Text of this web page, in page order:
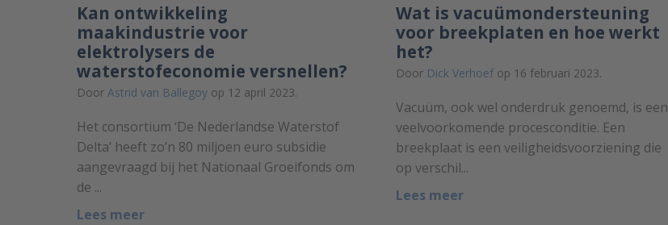
Kan ontwikkeling
maakindustrie voor
elektrolysers de
waterstofeconomie versnellen?
Door Astrid van Ballegoy op 12 april 2023.
Het consortium ‘De Nederlandse Waterstof
Delta’ heeft zo’n 80 miljoen euro subsidie
aangevraagd bij het Nationaal Groeifonds om
de ...
Lees meer
Wat is vacuümondersteuning
voor breekplaten en hoe werkt
het?
Door Dick Verhoefop 16 februari 2023.
Vacuüm, ook wel onderdruk genoemd, is een
veelvoorkomende procesconditie. Een
breekplaat is een veiligheidsvoorziening die
op verschil...
Lees meer